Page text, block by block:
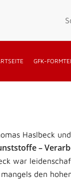
GFK-
Haslbeck
–
war
den